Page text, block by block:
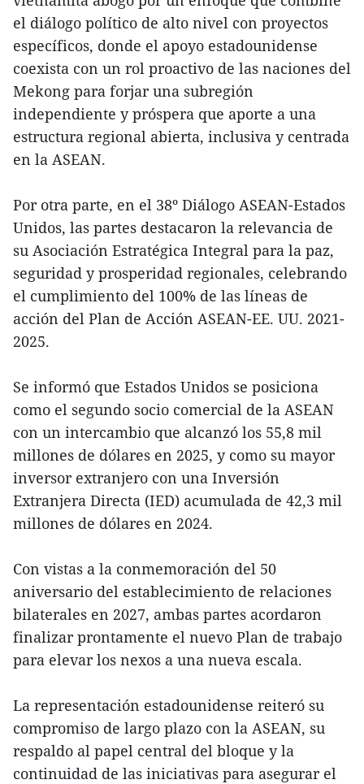
el diálogo político de alto nivel con proyectos
específicos, donde el apoyo estadounidense
coexista con un rol proactivo de las naciones del
Mekong para forjar una subregión
independiente y próspera que aporte a una
estructura regional abierta, inclusiva y centrada
en la ASEAN.
Por otra parte, en el 38º Diálogo ASEAN-Estados
Unidos, las partes destacaron la relevancia de
su Asociación Estratégica Integral para la paz,
seguridad y prosperidad regionales, celebrando
el cumplimiento del 100% de las líneas de
acción del Plan de Acción ASEAN-EE. UU. 2021-
2025.
Se informó que Estados Unidos se posiciona
como el segundo socio comercial de la ASEAN
con un intercambio que alcanzó los 55,8 mil
millones de dólares en 2025, y como su mayor
inversor extranjero con una Inversión
Extranjera Directa (IED) acumulada de 42,3 mil
millones de dólares en 2024.
Con vistas a la conmemoración del 50
aniversario del establecimiento de relaciones
bilaterales en 2027, ambas partes acordaron
finalizar prontamente el nuevo Plan de trabajo
para elevar los nexos a una nueva escala.
La representación estadounidense reiteró su
compromiso de largo plazo con la ASEAN, su
respaldo al papel central del bloque y la
continuidad de las iniciativas para asegurar el